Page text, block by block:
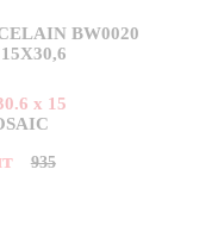
BW0020
x 15
935